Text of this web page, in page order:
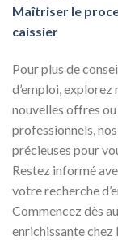
Maîtriser le
caissier
Pour plus de
d’emploi,
nouvelles offres
professionnels,
précieuses pour
Restez informé
votre recherche
Commencez dès
enrichissante